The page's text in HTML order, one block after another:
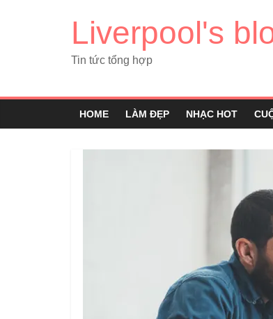
Liverpool's
Tin tức tổng hợp
HOME LÀM ĐẸP NHẠC HOT